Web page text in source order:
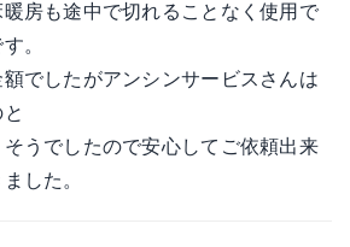
房も途中で切れることなく使用で
。
でしたがアンシンサービスさんは
うでしたので安心してご依頼出来
した。